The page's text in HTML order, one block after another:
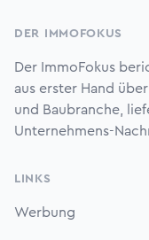
DER IMMOFOKUS
Der ImmoFokus
aus erster Hand
und Baubranche,
Unternehmens-
LINKS
Werbung